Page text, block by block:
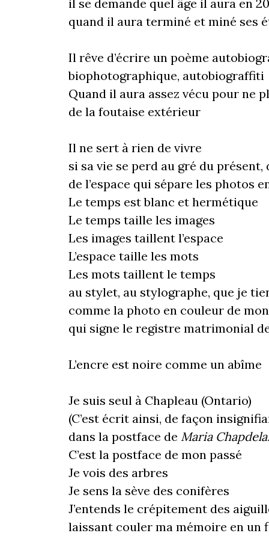
il se demande quel âge il aura en
quand il aura terminé et miné ses
Il rêve d’écrire un poème
biophotographique, autobiograffiti
Quand il aura assez vécu pour ne
de la foutaise extérieur
Il ne sert à rien de vivre
si sa vie se perd au gré du présent,
de l’espace qui sépare les photos
Le temps est blanc et hermétique
Le temps taille les images
Les images taillent l’espace
L’espace taille les mots
Les mots taillent le temps
au stylet, au stylographe, que je
comme la photo en couleur de
qui signe le registre matrimonial
L’encre est noire comme un abîme
Je suis seul à Chapleau (Ontario)
(C’est écrit ainsi, de façon
dans la postface de Maria
C’est la postface de mon passé
Je vois des arbres
Je sens la sève des conifères
J’entends le crépitement des
laissant couler ma mémoire en un